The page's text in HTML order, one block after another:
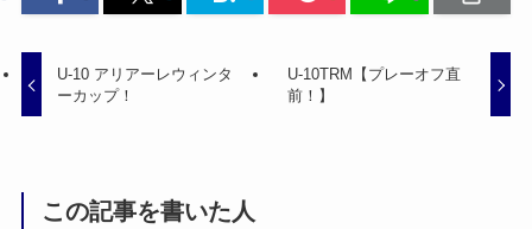
U-10 アリアーレウィンタ
ーカップ！
U-10TRM【プレーオフ直
前！】
この記事を書いた人